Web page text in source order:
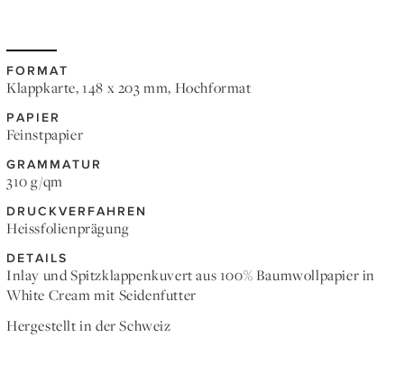
FORMAT
Klappkarte, 148 x 203 mm, Hochformat
PAPIER
Feinstpapier
GRAMMATUR
310 g/qm
DRUCKVERFAHREN
Heissfolienprägung
DETAILS
Inlay und Spitzklappenkuvert aus 100% Baumwollpapier in
White Cream mit Seidenfutter
Hergestellt in der Schweiz